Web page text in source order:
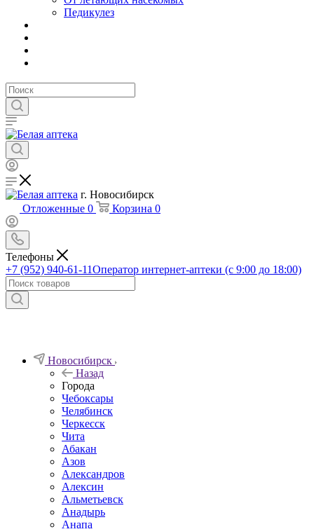
Педикулез
г. Новосибирск
Отложенные 0 Корзина 0
Телефоны
+7 (952) 940-61-11Оператор интернет-аптеки (с 9:00 до 18:00)
Новосибирск
Назад
Города
Чебоксары
Челябинск
Черкесск
Чита
Абакан
Азов
Александров
Алексин
Альметьевск
Анадырь
Анапа